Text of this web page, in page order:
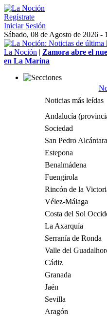
Regístrate
Iniciar Sesión
Sábado, 08 de Agosto de 2026 -
La Noción | Zamora abre el
en La Marina
Noticias más leídas
Andalucía
Sociedad
San Pedro Alcántara
Estepona
Benalmádena
Fuengirola
Rincón de la
Vélez-Málaga
Costa del Sol
La Axarquía
Serranía de Ronda
Valle del
Cádiz
Granada
Jaén
Sevilla
Aragón